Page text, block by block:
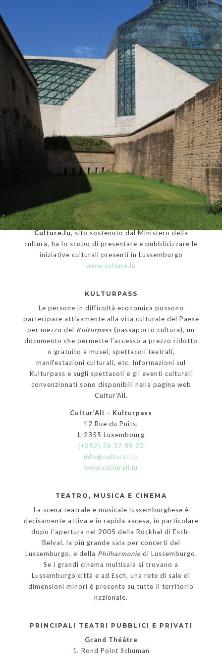
Portale ufficiale del Granducato – pagina cultura
www.luxembourg.public.lu
Culture.lu, sito sostenuto dal Ministero della
cultura, ha lo scopo di presentare e pubblicizzare le
iniziative culturali presenti in Lussemburgo
www.culture.lu
KULTURPASS
Le persone in difficoltà economica possono
partecipare attivamente alla vita culturale del Paese
per mezzo del Kulturpass (passaporto cultura), un
documento che permette l’accesso a prezzo ridotto
o gratuito a musei, spettacoli teatrali,
manifestazioni culturali, etc. Informazioni sul
Kulturpass e sugli spettacoli e gli eventi culturali
convenzionati sono disponibili nella pagina web
Cultur’All.
Cultur’All – Kulturpass
12 Rue du Puits,
L-2355 Luxembourg
(+352) 26 37 89 23
info@culturall.lu
www.culturall.lu
TEATRO, MUSICA E CINEMA
La scena teatrale e musicale lussemburghese è
decisamente attiva e in rapida ascesa, in particolare
dopo l’apertura nel 2005 della Rockhal di Esch-
Belval, la più grande sala per concerti del
Lussemburgo, e della Philharmoniedi Lussemburgo.
Se i grandi cinema multisala si trovano a
Lussemburgo città e ad Esch, una rete di sale di
dimensioni minori è presente su tutto il territorio
nazionale.
PRINCIPALI TEATRI PUBBLICI E PRIVATI
Grand Théâtre
1, Rond Point Schuman